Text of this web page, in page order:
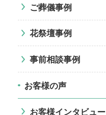
ご葬儀事例
花祭壇事例
事前相談事例
お客様の声
お客様インタビュー